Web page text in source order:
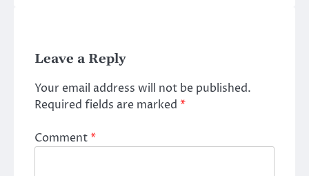
Leave a Reply
Your email address will not be published.
Required fields are marked *
Comment*